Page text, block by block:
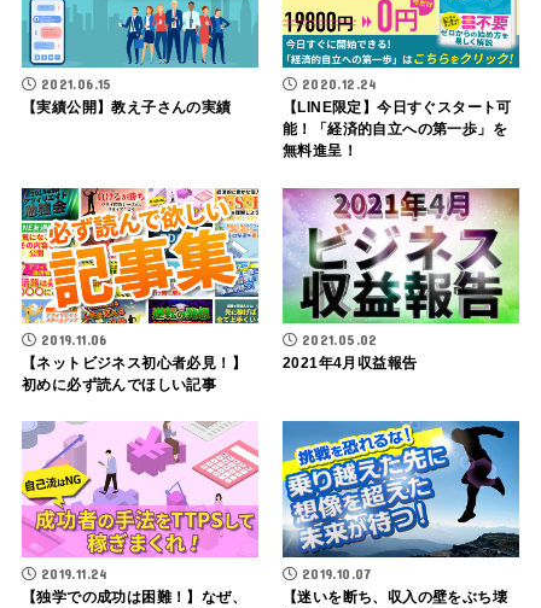
2021.06.15
【実績公開】教え子さんの実績
2020.12.24
【LINE限定】今日すぐスタート可
能！「経済的自立への第一歩」を
無料進呈！
2019.11.06
【ネットビジネス初心者必見！】
初めに必ず読んでほしい記事
2021.05.02
2021年4月収益報告
2019.11.24
【独学での成功は困難！】なぜ、
2019.10.07
【迷いを断ち、収入の壁をぶち壊